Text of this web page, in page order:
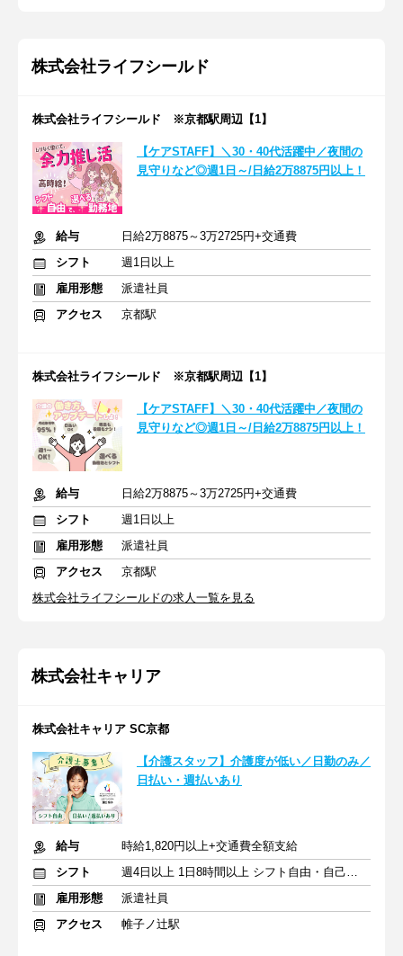
株式会社ライフシールド
株式会社ライフシールド ※京都駅周辺【1】
【ケアSTAFF】＼30・40代活躍中／夜間の
見守りなど◎週1日～/日給2万8875円以上！
給与
日給2万8875～3万2725円+交通費
シフト
週1日以上
雇用形態
派遣社員
アクセス
京都駅
株式会社ライフシールド ※京都駅周辺【1】
【ケアSTAFF】＼30・40代活躍中／夜間の
見守りなど◎週1日～/日給2万8875円以上！
給与
日給2万8875～3万2725円+交通費
シフト
週1日以上
雇用形態
派遣社員
アクセス
京都駅
株式会社ライフシールドの求人一覧を見る
株式会社キャリア
株式会社キャリア SC京都
【介護スタッフ】介護度が低い／日勤のみ／
日払い・週払いあり
給与
時給1,820円以上+交通費全額支給
シフト
週4日以上 1日8時間以上 シフト自由・自己申告
雇用形態
派遣社員
アクセス
帷子ノ辻駅